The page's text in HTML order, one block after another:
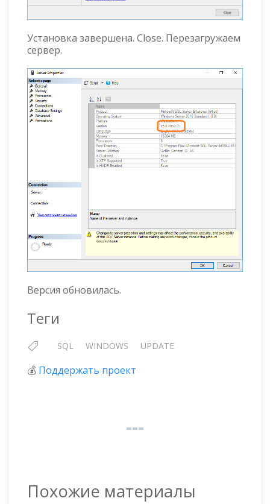
Установка завершена. Close. Перезагружаем
сервер.
Версия обновилась.
Теги
SQL WINDOWS UPDATE
💰 Поддержать проект
Похожие материалы